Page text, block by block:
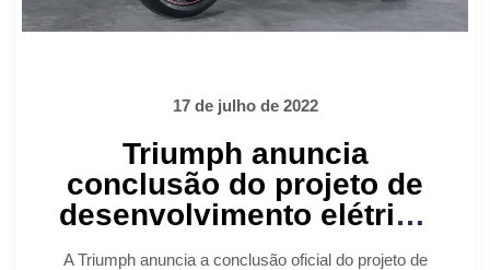
17 de julho de 2022
Triumph anuncia
conclusão do projeto de
desenvolvimento elétrico
TE-1
A Triumph anuncia a conclusão oficial do projeto de